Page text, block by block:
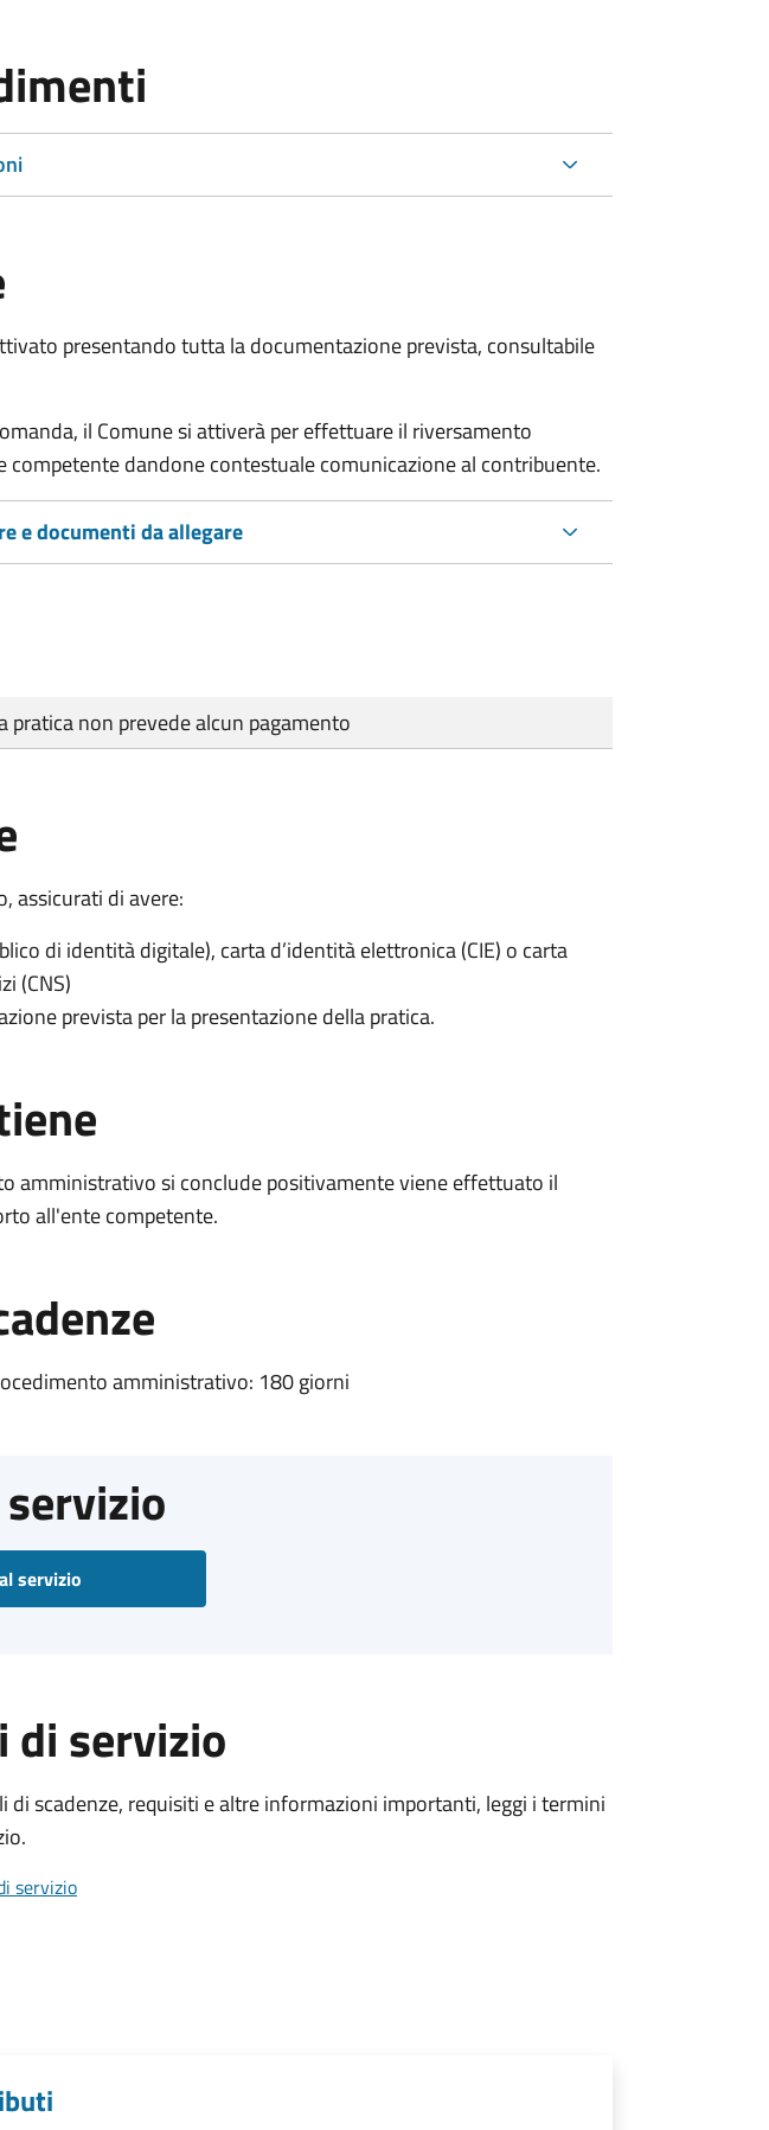
presentando tutta la documentazione prevista, consultabile
il Comune si attiverà per effettuare il riversamento
competente dandone contestuale comunicazione al contribuente.
e documenti da allegare
pratica non prevede alcun pagamento
assicurati di avere:
di identità digitale), carta d’identità elettronica (CIE) o carta
(CNS)
prevista per la presentazione della pratica.
amministrativo si conclude positivamente viene effettuato il
all'ente competente.
amministrativo: 180 giorni
servizio
di servizio
di scadenze, requisiti e altre informazioni importanti, leggi i termini
servizio